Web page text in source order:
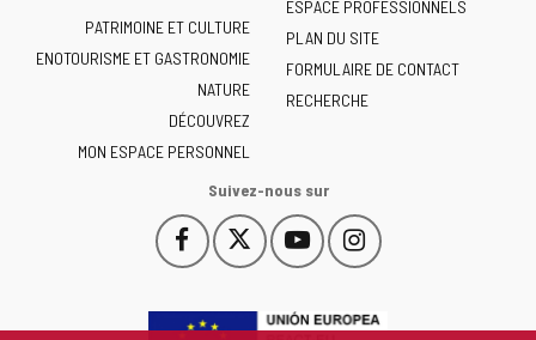
de
Castilla
y
León
-
PATRIMOINE ET CULTURE
ENOTOURISME ET GASTRONOMIE
NATURE
DÉCOUVREZ
MON ESPACE PERSONNEL
ESPACE PROFESSIONNELS
PLAN DU SITE
FORMULAIRE DE CONTACT
RECHERCHE
Suivez-nous sur
Facebook
Este
enlace
abrirá
Este
enlace
abrirá
YouTube
Este
enlace
abrirá
Instagram
Este
enlace
abrirá